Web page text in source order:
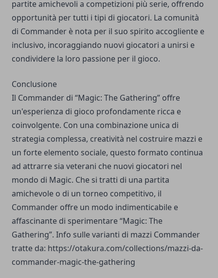
partite amichevoli a competizioni più serie, offrendo
opportunità per tutti i tipi di giocatori. La comunità
di Commander è nota per il suo spirito accogliente e
inclusivo, incoraggiando nuovi giocatori a unirsi e
condividere la loro passione per il gioco.
Conclusione
Il Commander di “Magic: The Gathering” offre
un'esperienza di gioco profondamente ricca e
coinvolgente. Con una combinazione unica di
strategia complessa, creatività nel costruire mazzi e
un forte elemento sociale, questo formato continua
ad attrarre sia veterani che nuovi giocatori nel
mondo di Magic. Che si tratti di una partita
amichevole o di un torneo competitivo, il
Commander offre un modo indimenticabile e
affascinante di sperimentare “Magic: The
Gathering”. Info sulle varianti di mazzi Commander
tratte da: https://otakura.com/collections/mazzi-da-
commander-magic-the-gathering